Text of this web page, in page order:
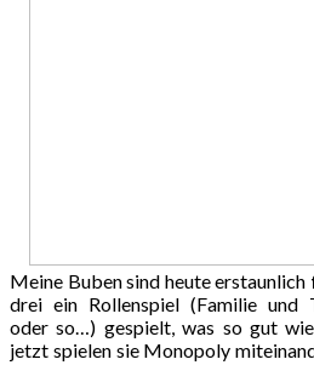
Meine Buben sind heute erstaunlich
drei ein Rollenspiel (Familie und
oder so…) gespielt, was so gut
jetzt spielen sie Monopoly